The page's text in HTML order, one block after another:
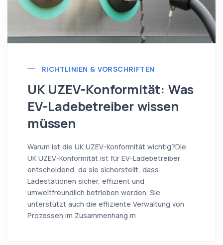
RICHTLINIEN & VORSCHRIFTEN
UK UZEV-Konformität: Was
EV-Ladebetreiber wissen
müssen
Warum ist die UK UZEV-Konformität wichtig?Die
UK UZEV-Konformität ist für EV-Ladebetreiber
entscheidend, da sie sicherstellt, dass
Ladestationen sicher, effizient und
umweltfreundlich betrieben werden. Sie
unterstützt auch die effiziente Verwaltung von
Prozessen im Zusammenhang m